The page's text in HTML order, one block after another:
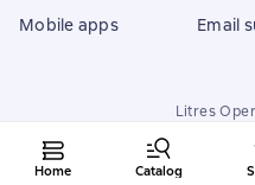
Home Catalog
Mobile apps
Email
Litres